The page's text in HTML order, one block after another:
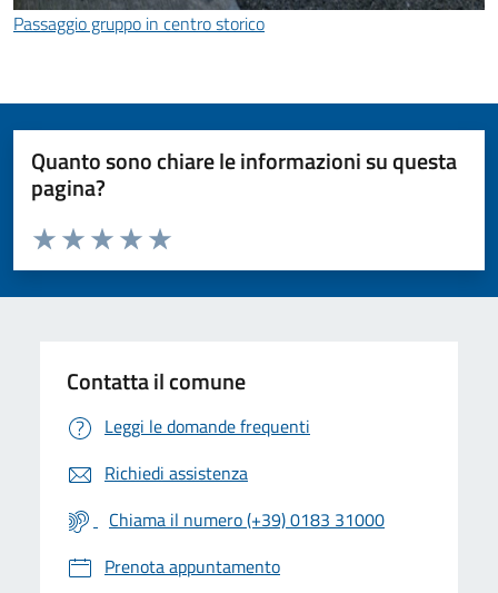
Passaggio gruppo in centro storico
Quanto sono chiare le informazioni su questa
pagina?
Valuta da 1 a 5 stelle la pagina
Valuta 5 stelle su 5
Valuta 4 stelle su 5
Valuta 3 stelle su 5
Valuta 2 stelle su 5
Valuta 1 stelle su 5
Contatta il comune
Leggi le domande frequenti
Richiedi assistenza
Chiama il numero (+39) 0183 31000
Prenota appuntamento